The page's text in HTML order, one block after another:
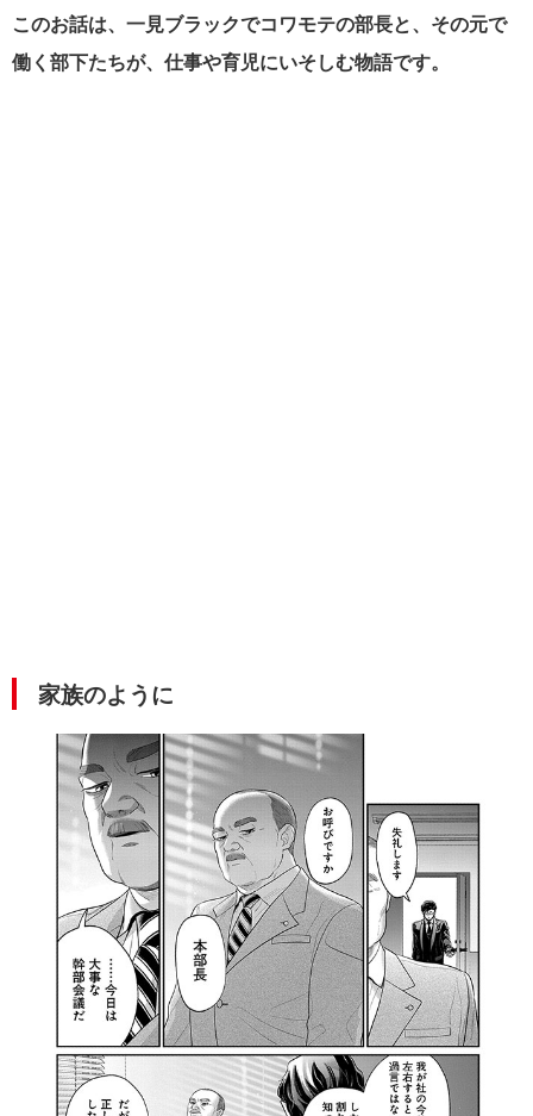
このお話は、一見ブラックでコワモテの部長と、その元で
働く部下たちが、仕事や育児にいそしむ物語です。
家族のように